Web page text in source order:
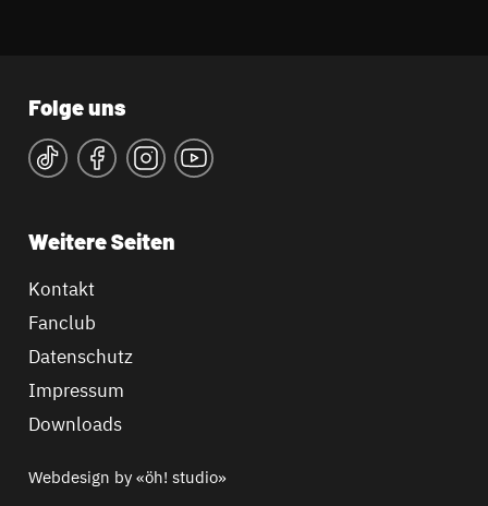
Folge uns
Weitere Seiten
Kontakt
Fanclub
Datenschutz
Impressum
Downloads
Webdesign by«öh! studio»